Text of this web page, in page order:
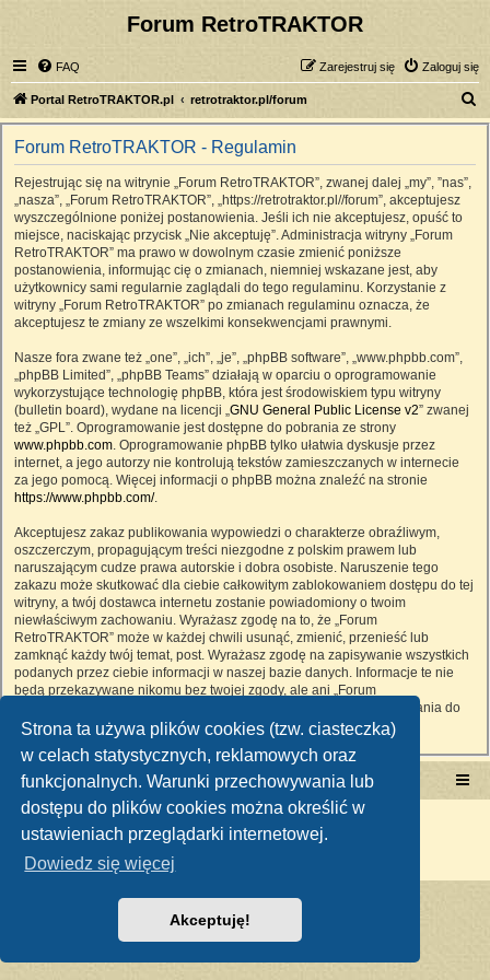
Strona ta używa plików cookies (tzw. ciasteczka)
w celach statystycznych, reklamowych oraz
funkcjonalnych. Warunki przechowywania lub
dostępu do plików cookies można określić w
ustawieniach przeglądarki internetowej.
Dowiedz się więcej
Akceptuję!
Forum RetroTRAKTOR
FAQ Zaloguj się
Zarejestruj się
Portal RetroTRAKTOR.pl retrotraktor.pl/forum
z
Forum RetroTRAKTOR - Regulamin
Rejestrując się na witrynie „Forum RetroTRAKTOR”, zwanej dalej „my”, ”nas”,
„nasza”, „Forum RetroTRAKTOR”, „https://retrotraktor.pl//forum”, akceptujesz
wyszczególnione poniżej postanowienia. Jeśli ich nie akceptujesz, opuść to
miejsce, naciskając przycisk „Nie akceptuję”. Administracja witryny „Forum
RetroTRAKTOR” ma prawo w dowolnym czasie zmienić poniższe
postanowienia, informując cię o zmianach, niemniej wskazane jest, aby
użytkownicy sami regularnie zaglądali do tego regulaminu. Korzystanie z
witryny „Forum RetroTRAKTOR” po zmianach regulaminu oznacza, że
akceptujesz te zmiany ze wszelkimi konsekwencjami prawnymi.
Nasze fora zwane też „one”, „ich”, „je”, „phpBB software”, „www.phpbb.com”,
„phpBB Limited”, „phpBB Teams” działają w oparciu o oprogramowanie
wykorzystujące technologię phpBB, która jest środowiskiem typu witryny
(bulletin board), wydane na licencji „GNU General Public License v2” zwanej
też „GPL”. Oprogramowanie jest dostępne do pobrania ze strony
www.phpbb.com. Oprogramowanie phpBB tylko ułatwia dyskusje przez
internet, a jego autorzy nie kontrolują tekstów zamieszczanych w internecie
za jego pomocą. Więcej informacji o phpBB można znaleźć na stronie
https://www.phpbb.com/.
Akceptujesz zakaz publikowania wypowiedzi o charakterze obraźliwym,
oszczerczym, propagującym treści niezgodne z polskim prawem lub
naruszającym cudze prawa autorskie i dobra osobiste. Naruszenie tego
zakazu może skutkować dla ciebie całkowitym zablokowaniem dostępu do tej
witryny, a twój dostawca internetu zostanie powiadomiony o twoim
niewłaściwym zachowaniu. Wyrażasz zgodę na to, że „Forum
RetroTRAKTOR” może w każdej chwili usunąć, zmienić, przenieść lub
zamknąć każdy twój temat, post. Wyrażasz zgodę na zapisywanie wszystkich
podanych przez ciebie informacji w naszej bazie danych. Informacje te nie
będą przekazywane nikomu bez twojej zgody, ale ani „Forum
RetroTRAKTOR”, ani phpBB nie ponosi odpowiedzialności za włamania do
witryny, podczas których może dojść do kradzieży danych.
Portal RetroTRAKTOR.pl retrotraktor.pl/forum
Technologię dostarcza
Polski pakiet językowy dostarczaphpBB.pl
Zasady ochrony danych osobowych